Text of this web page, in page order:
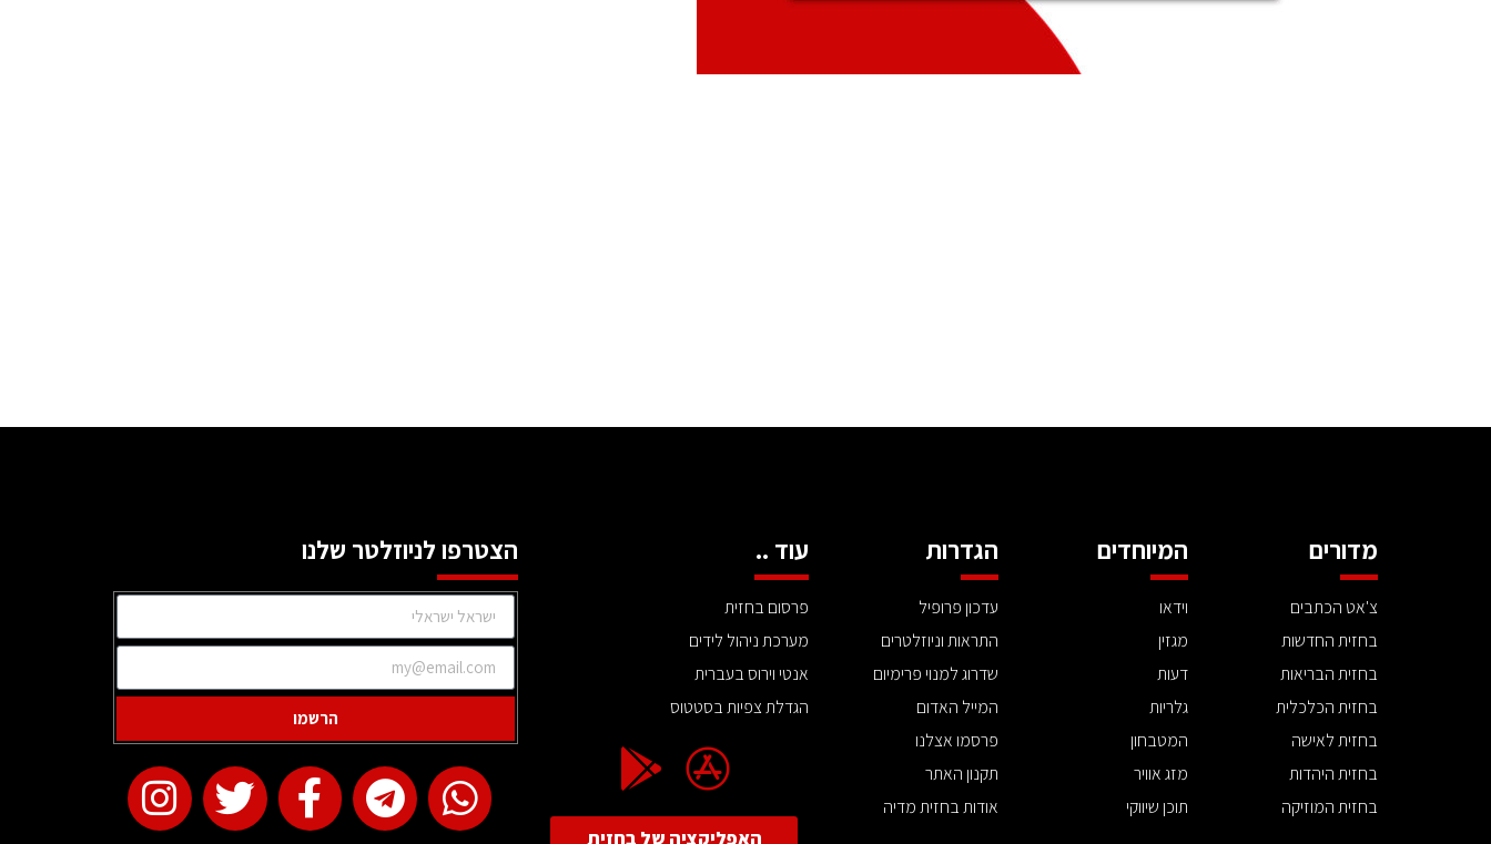
מדורים
צ'אט הכתבים
בחזית החדשות
בחזית הבריאות
בחזית הכלכלית
בחזית לאישה
בחזית היהדות
בחזית המוזיקה
המיוחדים
וידאו
מגזין
דעות
גלריות
המטבחון
מזג אוויר
תוכן שיווקי
הגדרות
עדכון פרופיל
התראות וניוזלטרים
שדרוג למנוי פרימיום
המייל האדום
פרסמו אצלנו
תקנון האתר
אודות בחזית מדיה
עוד ..
פרסום בחזית
מערכת ניהול לידים
אנטי וירוס בעברית
הגדלת צפיות בסטטוס
האפליקציה של בחזית
הצטרפו לניוזלטר שלנו
הרשמו